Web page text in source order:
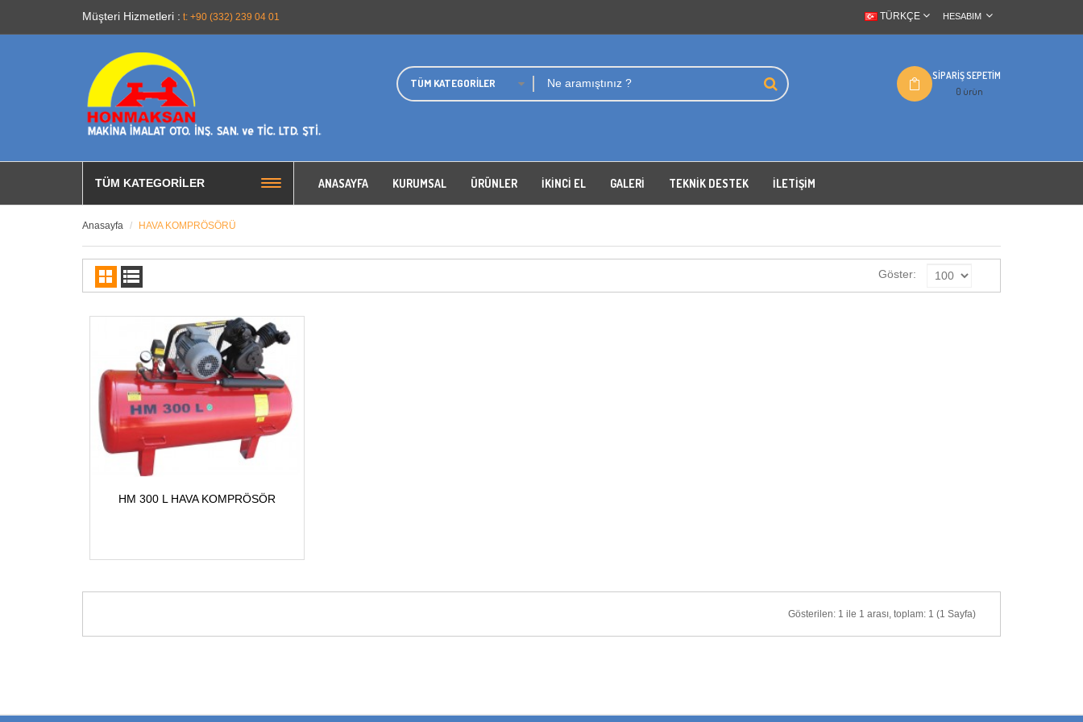
Müşteri Hizmetleri : t: +90 (332) 239 04 01 TÜRKÇE HESABIM
TÜM KATEGORILER
SIPARIŞ SEPETIM
0 ürün
TÜM KATEGORILER ANASAYFA KURUMSAL ÜRÜNLER İKİNCİ EL GALERI TEKNIK DESTEK İLETIŞIM
Anasayfa HAVA KOMPRÖSÖRÜ
Göster:
HM 300 L HAVA KOMPRÖSÖR
Gösterilen: 1 ile 1 arası, toplam: 1 (1 Sayfa)